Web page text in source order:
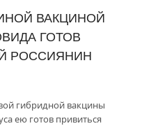
ВАКЦИНОЙ
ГОТОВ
РОССИЯНИН
гибридной вакцины
ею готов привиться